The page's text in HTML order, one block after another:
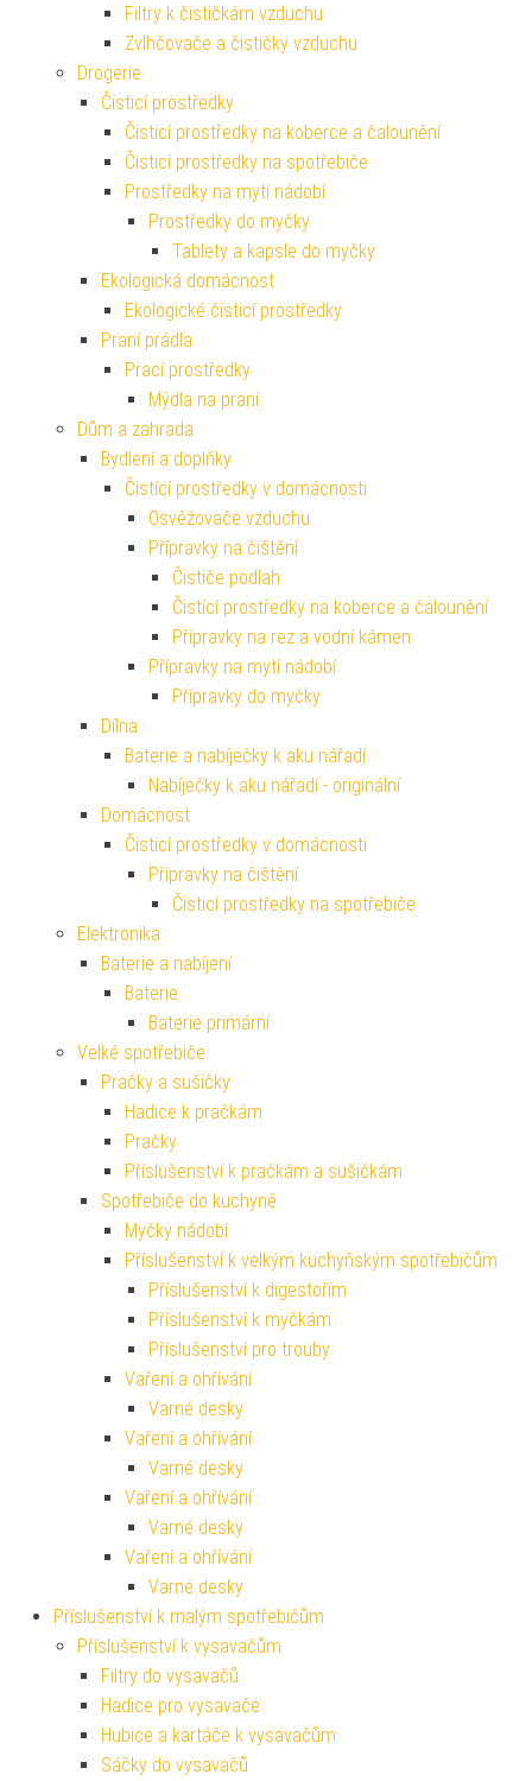
Filtry k čističkám vzduchu
Zvlhčovače a čističky vzduchu
Drogerie
Čisticí prostředky
Čisticí prostředky na koberce a čalounění
Čisticí prostředky na spotřebiče
Prostředky na mytí nádobí
Prostředky do myčky
Tablety a kapsle do myčky
Ekologická domácnost
Ekologické čisticí prostředky
Praní prádla
Prací prostředky
Mýdla na praní
Dům a zahrada
Bydlení a doplňky
Čistící prostředky v domácnosti
Osvěžovače vzduchu
Přípravky na čištění
Čističe podlah
Čistící prostředky na koberce a čalounění
Přípravky na rez a vodní kámen
Přípravky na mytí nádobí
Přípravky do myčky
Dílna
Baterie a nabíječky k aku nářadí
Nabíječky k aku nářadí - originální
Domácnost
Čisticí prostředky v domácnosti
Přípravky na čištění
Čisticí prostředky na spotřebiče
Elektronika
Baterie a nabíjení
Baterie
Baterie primární
Velké spotřebiče
Pračky a sušičky
Hadice k pračkám
Pračky
Příslušenství k pračkám a sušičkám
Spotřebiče do kuchyně
Myčky nádobí
Příslušenství k velkým kuchyňským spotřebičům
Příslušenství k digestořím
Příslušenství k myčkám
Příslušenství pro trouby
Vaření a ohřívání
Varné desky
Vaření a ohřívání
Varné desky
Vaření a ohřívání
Varné desky
Vaření a ohřívání
Varné desky
Příslušenství k malým spotřebičům
Příslušenství k vysavačům
Filtry do vysavačů
Hadice pro vysavače
Hubice a kartáče k vysavačům
Sáčky do vysavačů